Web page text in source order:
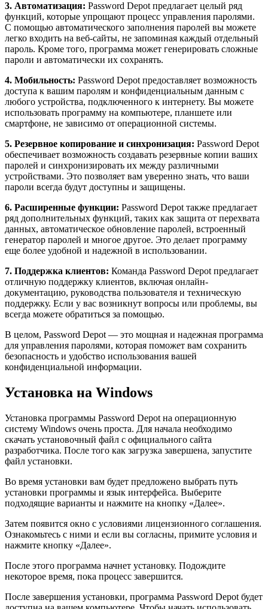
3. Автоматизация: Password Depot предлагает целый ряд
функций, которые упрощают процесс управления паролями.
С помощью автоматического заполнения паролей вы можете
легко входить на веб-сайты, не запоминая каждый отдельный
пароль. Кроме того, программа может генерировать сложные
пароли и автоматически их сохранять.
4. Мобильность: Password Depot предоставляет возможность
доступа к вашим паролям и конфиденциальным данным с
любого устройства, подключенного к интернету. Вы можете
использовать программу на компьютере, планшете или
смартфоне, не зависимо от операционной системы.
5. Резервное копирование и синхронизация: Password Depot
обеспечивает возможность создавать резервные копии ваших
паролей и синхронизировать их между различными
устройствами. Это позволяет вам уверенно знать, что ваши
пароли всегда будут доступны и защищены.
6. Расширенные функции: Password Depot также предлагает
ряд дополнительных функций, таких как защита от перехвата
данных, автоматическое обновление паролей, встроенный
генератор паролей и многое другое. Это делает программу
еще более удобной и надежной в использовании.
7. Поддержка клиентов: Команда Password Depot предлагает
отличную поддержку клиентов, включая онлайн-
документацию, руководства пользователя и техническую
поддержку. Если у вас возникнут вопросы или проблемы, вы
всегда можете обратиться за помощью.
В целом, Password Depot — это мощная и надежная программа
для управления паролями, которая поможет вам сохранить
безопасность и удобство использования вашей
конфиденциальной информации.
Установка на Windows
Установка программы Password Depot на операционную
систему Windows очень проста. Для начала необходимо
скачать установочный файл с официального сайта
разработчика. После того как загрузка завершена, запустите
файл установки.
Во время установки вам будет предложено выбрать путь
установки программы и язык интерфейса. Выберите
подходящие варианты и нажмите на кнопку «Далее».
Затем появится окно с условиями лицензионного соглашения.
Ознакомьтесь с ними и если вы согласны, примите условия и
нажмите кнопку «Далее».
После этого программа начнет установку. Подождите
некоторое время, пока процесс завершится.
После завершения установки, программа Password Depot будет